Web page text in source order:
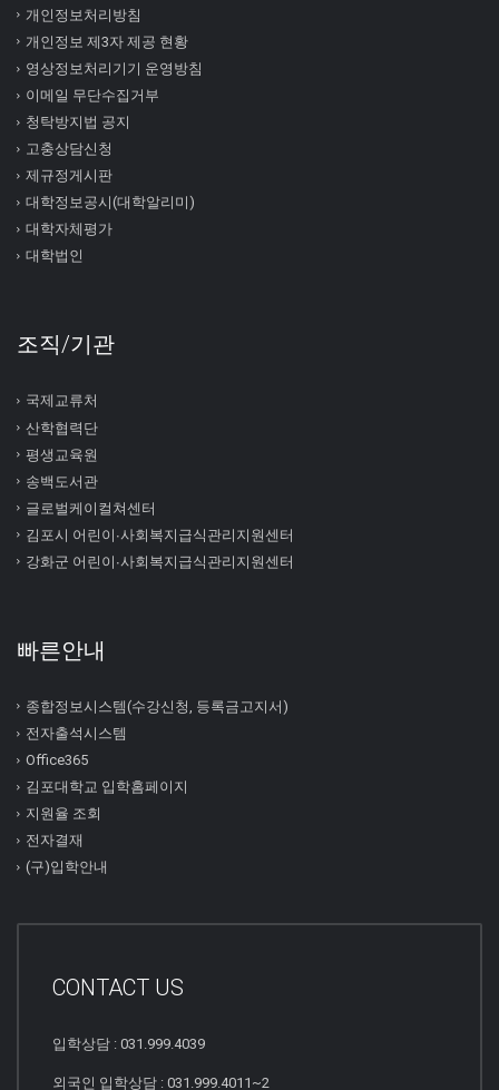
개인정보처리방침
개인정보 제3자 제공 현황
영상정보처리기기 운영방침
이메일 무단수집거부
청탁방지법 공지
고충상담신청
제규정게시판
대학정보공시(대학알리미)
대학자체평가
대학법인
조직/기관
국제교류처
산학협력단
평생교육원
송백도서관
글로벌케이컬쳐센터
김포시 어린이∙사회복지급식관리지원센터
강화군 어린이∙사회복지급식관리지원센터
빠른안내
종합정보시스템(수강신청, 등록금고지서)
전자출석시스템
Office365
김포대학교 입학홈페이지
지원율 조회
전자결재
(구)입학안내
CONTACT US
입학상담 : 031.999.4039
외국인 입학상담 : 031.999.4011~2